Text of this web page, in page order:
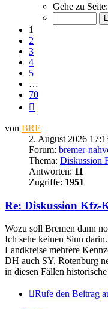
von
Gehe zu Seite:
1
2
3
4
5
…
70
von BRE
2. August 2026
Forum: bremer-
Thema: Diskussion
Antworten: 11
Zugriffe: 1951
Re: Diskussion Kfz-
Wozu soll Bremen dann
Ich sehe keinen Sinn
Landkreise mehrere
DH auch SY, Rotenburg
in diesen Fällen
Rufe den Beitrag